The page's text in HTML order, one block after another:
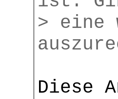
> eine
Diese